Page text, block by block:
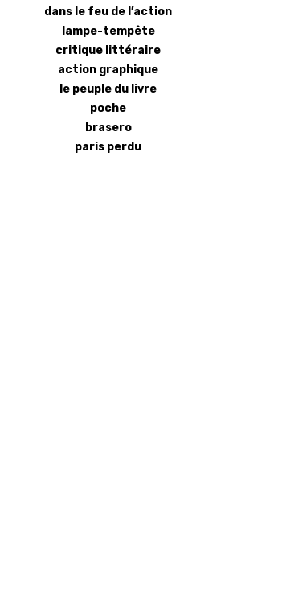
dans le feu de l’action
lampe-tempête
critique littéraire
action graphique
le peuple du livre
poche
brasero
paris perdu